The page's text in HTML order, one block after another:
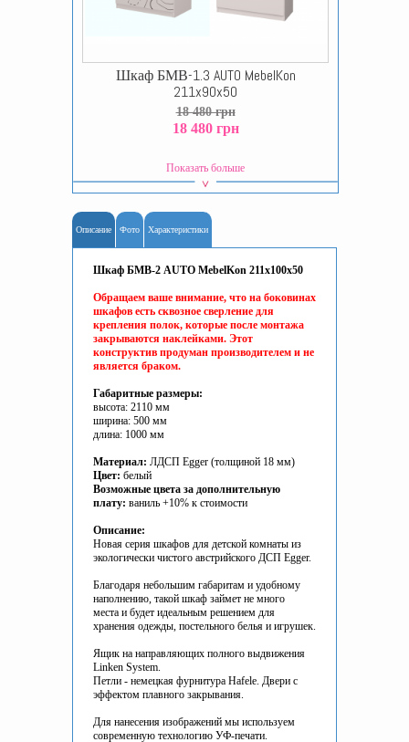
Шкаф БМВ-1.3 AUTO MebelKon
211x90x50
18 480 грн
18 480 грн
Показать больше
Описание Фото Характеристики
Шкаф БМВ-2 AUTO MebelKon 211x100x50
Обращаем ваше внимание, что на боковинах
шкафов есть сквозное сверление для
крепления полок, которые после монтажа
закрываются наклейками. Этот
конструктив продуман производителем и не
является браком.
Габаритные размеры:
высота: 2110 мм
ширина: 500 мм
длина: 1000 мм
Материал: ЛДСП Egger (толщиной 18 мм)
Цвет: белый
Возможные цвета за дополнительную
плату: ваниль +10% к стоимости
Описание:
Новая серия шкафов для детской комнаты из
экологически чистого австрийского ДСП Egger.
Благодаря небольшим габаритам и удобному
наполнению, такой шкаф займет не много
места и будет идеальным решением для
хранения одежды, постельного белья и игрушек.
Ящик на направляющих полного выдвижения
Linken System.
Петли - немецкая фурнитура Hafele. Двери с
эффектом плавного закрывания.
Для нанесения изображений мы используем
современную технологию УФ-печати.